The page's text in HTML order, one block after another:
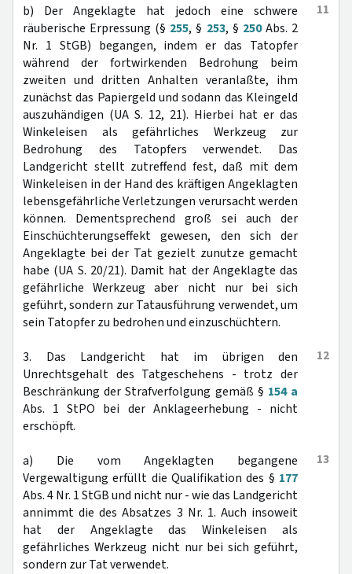
11
b) Der Angeklagte hat jedoch eine schwere
räuberische Erpressung (§ 255, § 253, § 250Abs. 2
Nr. 1 StGB) begangen, indem er das Tatopfer
während der fortwirkenden Bedrohung beim
zweiten und dritten Anhalten veranlaßte, ihm
zunächst das Papiergeld und sodann das Kleingeld
auszuhändigen (UA S. 12, 21). Hierbei hat er das
Winkeleisen als gefährliches Werkzeug zur
Bedrohung des Tatopfers verwendet. Das
Landgericht stellt zutreffend fest, daß mit dem
Winkeleisen in der Hand des kräftigen Angeklagten
lebensgefährliche Verletzungen verursacht werden
können. Dementsprechend groß sei auch der
Einschüchterungseffekt gewesen, den sich der
Angeklagte bei der Tat gezielt zunutze gemacht
habe (UA S. 20/21). Damit hat der Angeklagte das
gefährliche Werkzeug aber nicht nur bei sich
geführt, sondern zur Tatausführung verwendet, um
sein Tatopfer zu bedrohen und einzuschüchtern.
12
3. Das Landgericht hat im übrigen den
Unrechtsgehalt des Tatgeschehens - trotz der
Beschränkung der Strafverfolgung gemäß § 154 a
Abs. 1 StPO bei der Anklageerhebung - nicht
erschöpft.
13
a) Die vom Angeklagten begangene
Vergewaltigung erfüllt die Qualifikation des § 177
Abs. 4 Nr. 1 StGB und nicht nur - wie das Landgericht
annimmt die des Absatzes 3 Nr. 1. Auch insoweit
hat der Angeklagte das Winkeleisen als
gefährliches Werkzeug nicht nur bei sich geführt,
sondern zur Tat verwendet.